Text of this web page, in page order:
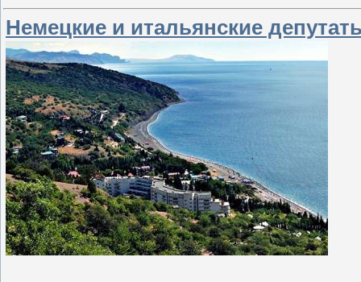
Немецкие и итальянские